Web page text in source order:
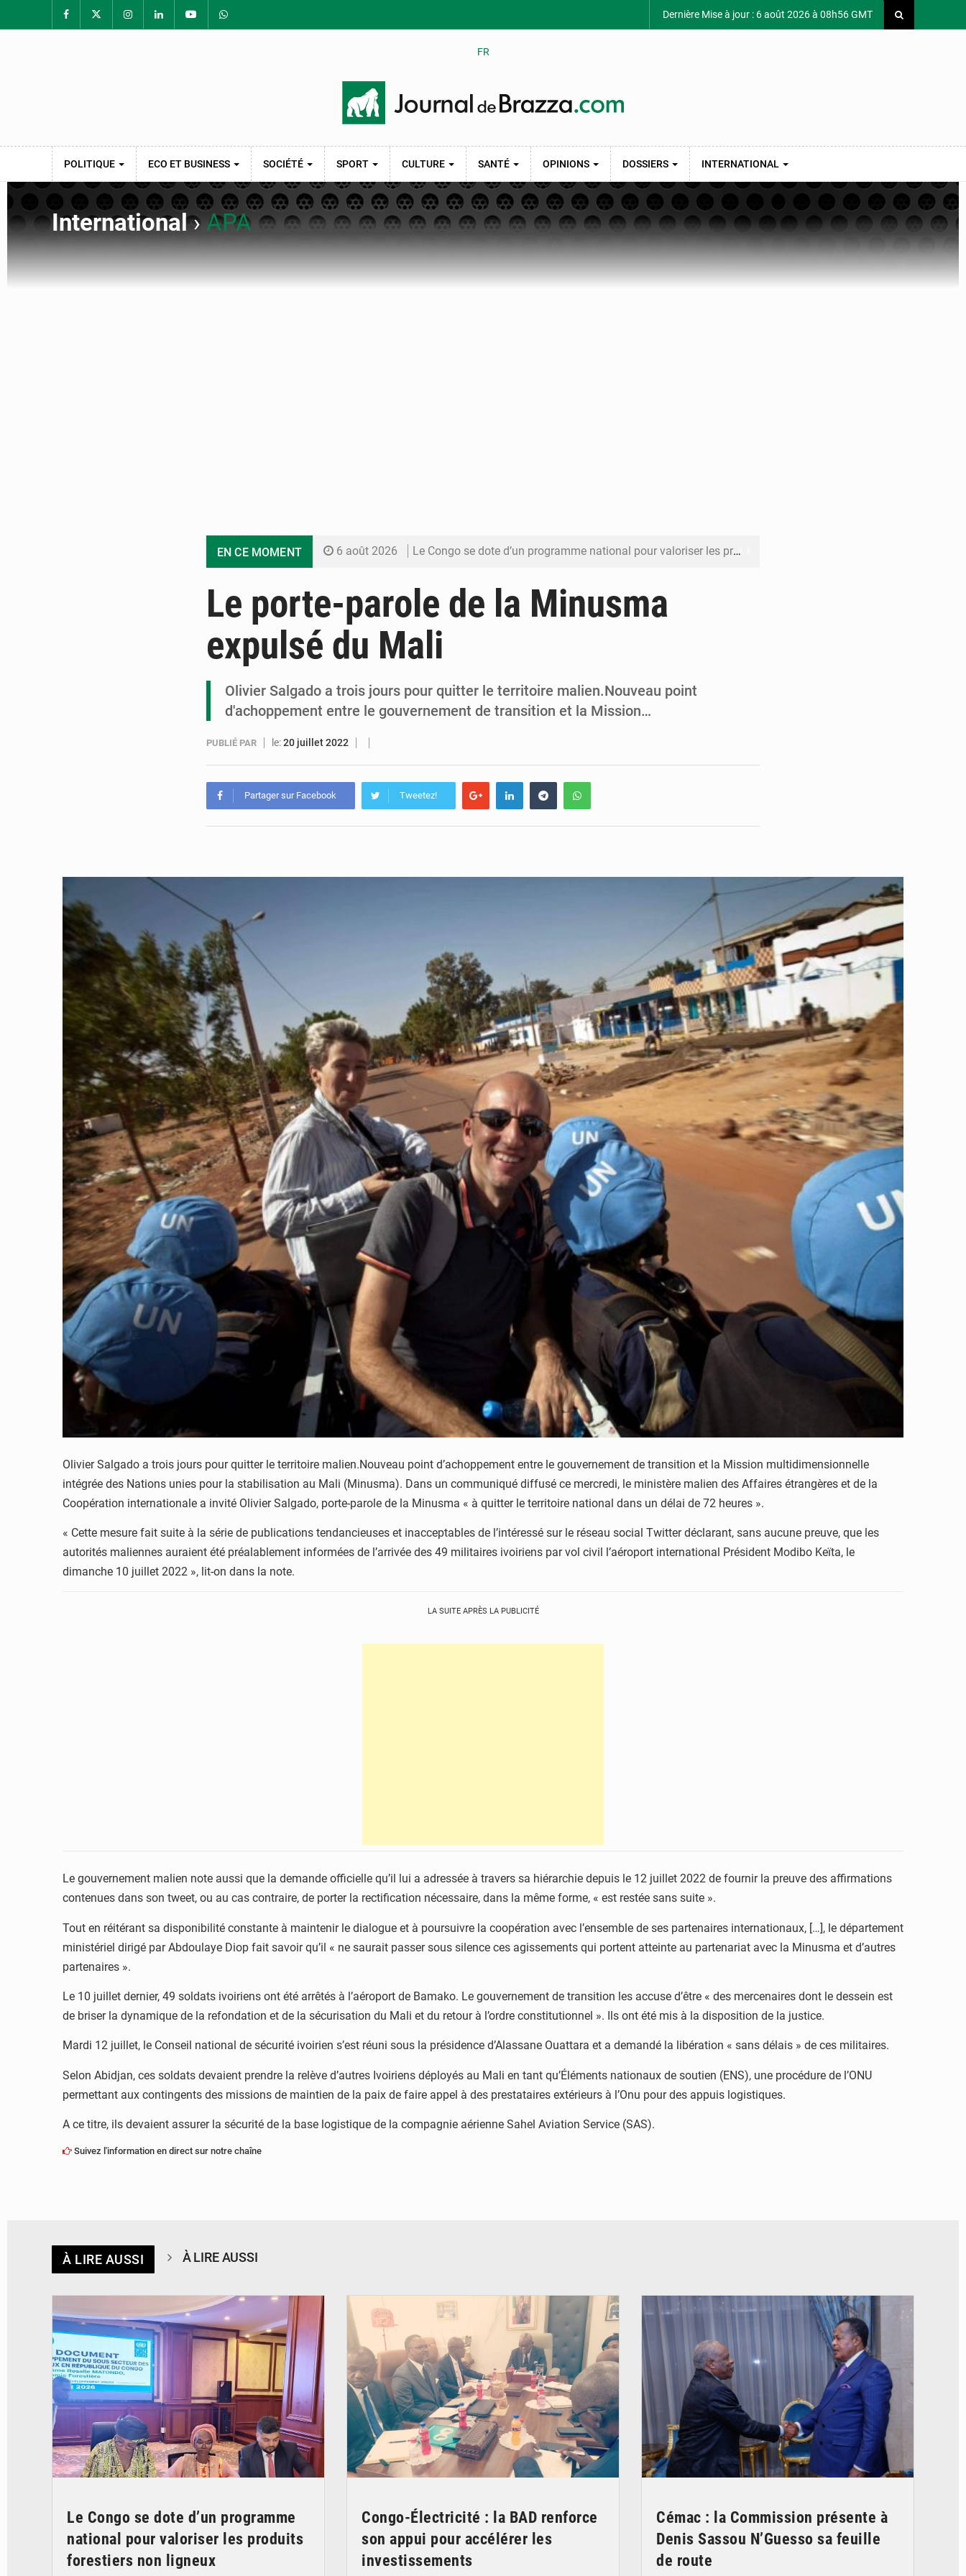
Dernière Mise à jour : 6 août 2026 à 08h56 GMT
FR
POLITIQUE ECO ET BUSINESS SOCIÉTÉ SPORT CULTURE SANTÉ OPINIONS DOSSIERS INTERNATIONAL
International›APA
EN CE MOMENT 6 août 2026 Le Congo se dote d’un programme national pour valoriser les produits forestiers non ligneux
5 août 2026 Cémac : la Commission présente à Denis Sassou N’Guesso sa feuille de route
5 août 2026 Assassinat de l’entrepreneur sportif Vally Amisi : le principal suspect arrêté à Brazzaville
Le porte-parole de la Minusma
expulsé du Mali
Olivier Salgado a trois jours pour quitter le territoire malien.Nouveau point
d'achoppement entre le gouvernement de transition et la Mission…
PUBLIÉ PAR le:20 juillet 2022
Partager sur Facebook Tweetez!
Olivier Salgado a trois jours pour quitter le territoire malien.Nouveau point d’achoppement entre le gouvernement de transition et la Mission multidimensionnelle
intégrée des Nations unies pour la stabilisation au Mali (Minusma). Dans un communiqué diffusé ce mercredi, le ministère malien des Affaires étrangères et de la
Coopération internationale a invité Olivier Salgado, porte-parole de la Minusma « à quitter le territoire national dans un délai de 72 heures ».
« Cette mesure fait suite à la série de publications tendancieuses et inacceptables de l’intéressé sur le réseau social Twitter déclarant, sans aucune preuve, que les
autorités maliennes auraient été préalablement informées de l’arrivée des 49 militaires ivoiriens par vol civil l’aéroport international Président Modibo Keïta, le
dimanche 10 juillet 2022 », lit-on dans la note.
LA SUITE APRÈS LA PUBLICITÉ
Le gouvernement malien note aussi que la demande officielle qu’il lui a adressée à travers sa hiérarchie depuis le 12 juillet 2022 de fournir la preuve des affirmations
contenues dans son tweet, ou au cas contraire, de porter la rectification nécessaire, dans la même forme, « est restée sans suite ».
Tout en réitérant sa disponibilité constante à maintenir le dialogue et à poursuivre la coopération avec l’ensemble de ses partenaires internationaux, […], le département
ministériel dirigé par Abdoulaye Diop fait savoir qu’il « ne saurait passer sous silence ces agissements qui portent atteinte au partenariat avec la Minusma et d’autres
partenaires ».
Le 10 juillet dernier, 49 soldats ivoiriens ont été arrêtés à l’aéroport de Bamako. Le gouvernement de transition les accuse d’être « des mercenaires dont le dessein est
de briser la dynamique de la refondation et de la sécurisation du Mali et du retour à l’ordre constitutionnel ». Ils ont été mis à la disposition de la justice.
Mardi 12 juillet, le Conseil national de sécurité ivoirien s’est réuni sous la présidence d’Alassane Ouattara et a demandé la libération « sans délais » de ces militaires.
Selon Abidjan, ces soldats devaient prendre la relève d’autres Ivoiriens déployés au Mali en tant qu’Éléments nationaux de soutien (ENS), une procédure de l’ONU
permettant aux contingents des missions de maintien de la paix de faire appel à des prestataires extérieurs à l’Onu pour des appuis logistiques.
A ce titre, ils devaient assurer la sécurité de la base logistique de la compagnie aérienne Sahel Aviation Service (SAS).
Suivez l'information en direct sur notre chaîne
À LIRE AUSSI À LIRE AUSSI
Le Congo se dote d’un programme
national pour valoriser les produits
forestiers non ligneux
Congo-Électricité : la BAD renforce
son appui pour accélérer les
investissements
Cémac : la Commission présente à
Denis Sassou N’Guesso sa feuille
de route